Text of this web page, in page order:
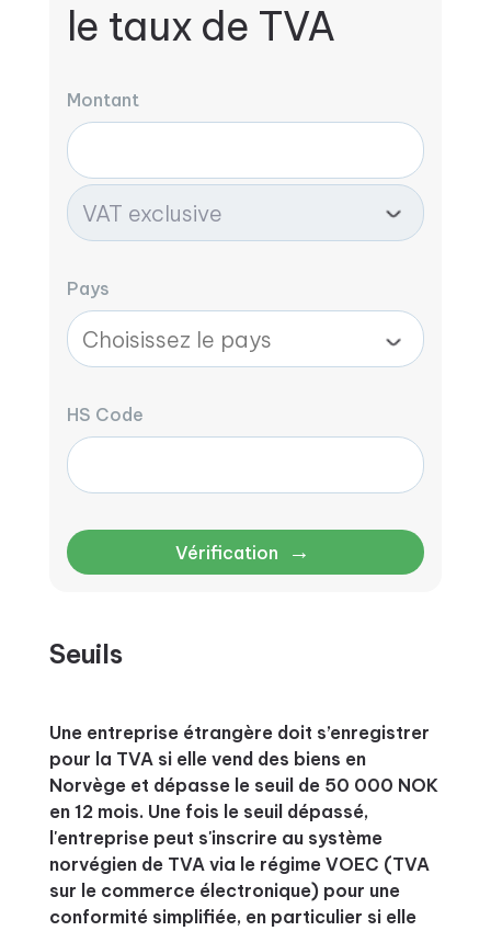
le taux de TVA
Montant
Pays
HS Code
Vérification →
Seuils
Une entreprise étrangère doit s’enregistrer
pour la TVA si elle vend des biens en
Norvège et dépasse le seuil de 50 000 NOK
en 12 mois. Une fois le seuil dépassé,
l'entreprise peut s'inscrire au système
norvégien de TVA via le régime VOEC (TVA
sur le commerce électronique) pour une
conformité simplifiée, en particulier si elle